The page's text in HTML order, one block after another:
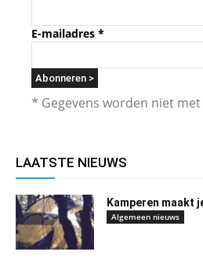
E-mailadres *
* Gegevens worden niet
LAATSTE NIEUWS
Kamperen maakt
Algemeen nieuws